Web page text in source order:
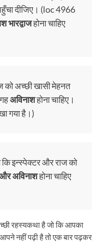
दीजिए। (loc 4966
भारद्वाजहोना चाहिए
को अच्छी खासी मेहनत
अविनाशहोना चाहिए।
गया है।)
इन्स्पेक्टर और राज को
अविनाशहोना चाहिए
रहस्यकथा है जो कि आपका
नहीं पढ़ी है तो एक बार पढ़कर